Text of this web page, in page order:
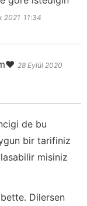
2021 11:34
28 Eylül 2020
de bu
bir tarifiniz
misiniz
Dilersen